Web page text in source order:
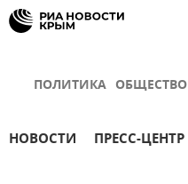
ПОЛИТИКА ОБЩЕСТВО
НОВОСТИ ПРЕСС-ЦЕНТР